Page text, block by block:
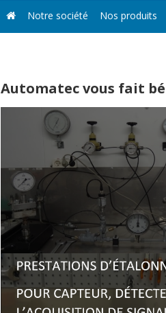
Notre société Nos produits
Automatec vous fait